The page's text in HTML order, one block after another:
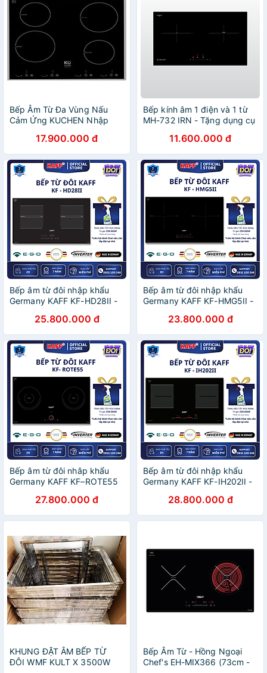
Bếp Âm Từ Đa Vùng Nấu
Cảm Ứng KUCHEN Nhập
Từ + 2 Bếp Hồng Ngoại)
17.900.000 đ
Bếp kính âm 1 điện và 1 từ
MH-732 IRN - Tặng dụng cụ
cấp - Hàng chính hãng
11.600.000 đ
Bếp âm từ đôi nhập khẩu
Germany KAFF KF-HD28II -
25.800.000 đ
Bếp âm từ đôi nhập khẩu
Germany KAFF KF-HMG5II -
23.800.000 đ
Bếp âm từ đôi nhâp khẩu
Germany KAFF KF–ROTE55
27.800.000 đ
Bếp âm từ đôi nhập khẩu
Germany KAFF KF-IH202II -
28.800.000 đ
KHUNG ĐẶT ÂM BẾP TỪ
ĐÔI WMF KULT X 3500W
Bếp Âm Từ - Hồng Ngoại
Chef's EH-MIX366 (73cm -